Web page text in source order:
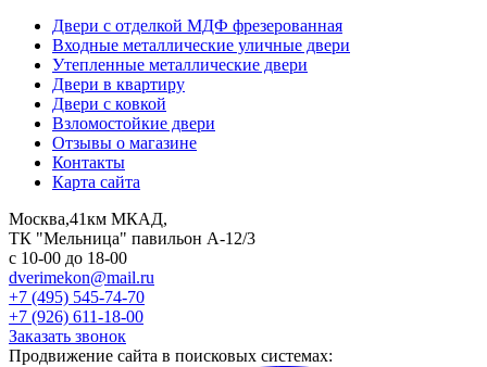
Двери с отделкой МДФ фрезерованная
Входные металлические уличные двери
Утепленные металлические двери
Двери в квартиру
Двери с ковкой
Взломостойкие двери
Отзывы о магазине
Контакты
Карта сайта
Москва,41км МКАД,
ТК "Мельница" павильон А-12/3
с 10-00 до 18-00
dverimekon@mail.ru
+7 (495) 545-74-70
+7 (926) 611-18-00
Заказать звонок
Продвижение сайта в поисковых системах: